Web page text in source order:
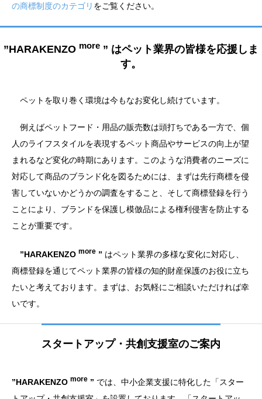
の商標制度のカテゴリ をご覧ください。
”HARAKENZO more ” はペット業界の皆様を応援しま
す。
ペットを取り巻く環境は今もなお変化し続けています。
例えばペットフード・用品の販売数は頭打ちである一方で、個
人のライフスタイルを表現するペット商品やサービスの向上が望
まれるなど変化の時期にあります。このような消費者のニーズに
対応して商品のブランド化を図るためには、まずは先行商標を侵
害していないかどうかの調査をすること、そして商標登録を行う
ことにより、ブランドを保護し模倣品による権利侵害を防止する
ことが重要です。
”HARAKENZO more ” はペット業界の多様な変化に対応し、
商標登録を通じてペット業界の皆様の知的財産保護のお役に立ち
たいと考えております。まずは、お気軽にご相談いただければ幸
いです。
スタートアップ・共創支援室のご案内
”HARAKENZO more ” では、中小企業支援に特化した「スター